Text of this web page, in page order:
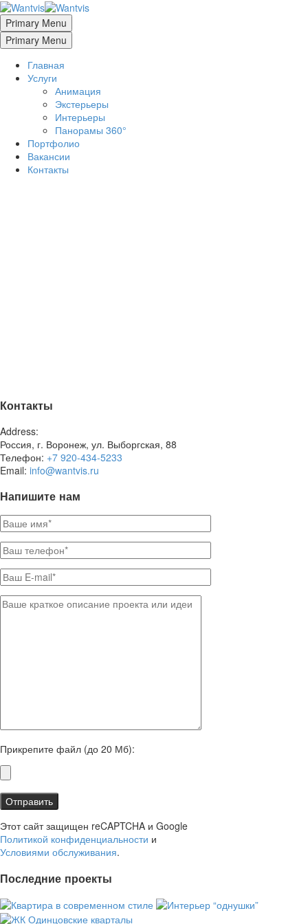
Primary Menu
Primary Menu
Главная
Услуги
Анимация
Экстерьеры
Интерьеры
Панорамы 360°
Портфолио
Вакансии
Контакты
Контакты
Address:
Россия, г. Воронеж, ул. Выборгская, 88
Телефон: +7 920-434-5233
Email: info@wantvis.ru
Напишите нам
Прикрепите файл (до 20 Мб):
Этот сайт защищен reCAPTCHA и Google
Политикой конфиденциальности и
Условиями обслуживания.
Последние проекты